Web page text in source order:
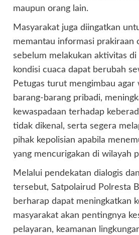
maupun orang lain.
Masyarakat juga diingatkan
memantau informasi prakiraan
sebelum melakukan aktivitas di
kondisi cuaca dapat berubah
Petugas turut mengimbau agar
barang-barang pribadi,
kewaspadaan terhadap
tidak dikenal, serta segera
pihak kepolisian apabila
yang mencurigakan di wilayah
Melalui pendekatan dialogis
tersebut, Satpolairud Polresta
berharap dapat meningkatkan
masyarakat akan pentingnya
pelayaran, keamanan